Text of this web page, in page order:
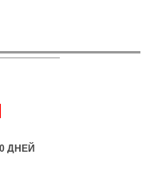
ДНЕЙ